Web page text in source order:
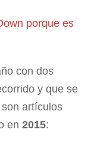
porque es
con dos
y que se
artículos
en 2015: